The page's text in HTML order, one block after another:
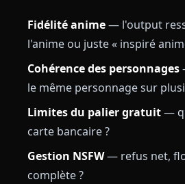
Fidélité anime— l'output
l'anime ou juste « inspiré
Cohérence des personnages
le même personnage sur
Limites du palier gratuit—
carte bancaire ?
Gestion NSFW— refus net,
complète ?